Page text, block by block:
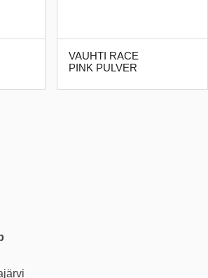
VAUHTI RACE
PINK PULVER